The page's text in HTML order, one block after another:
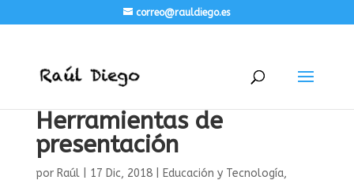
correo@rauldiego.es
Herramientas de
presentación
por Raúl| 17 Dic, 2018| Educación y Tecnología,